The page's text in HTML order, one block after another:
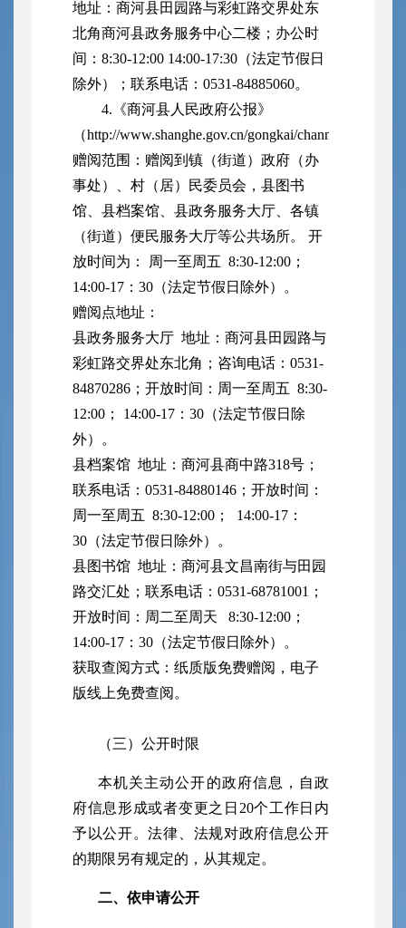
地址： 商河县田园路与彩虹路交界处东
北角商河县政务服务中心二楼 ；办公时
间： 8:30-12:00 14:00-17:30（法定节假日
除外）；联系电话：0531-84885060。
4. 《商河县人民政府公报》
（http://www.shanghe.gov.cn/gongkai/
赠阅范围：赠阅到镇（街道）政府（办
事处）、村（居）民委员会，县图书
馆、县档案馆、县政务服务大厅、各镇
（街道）便民服务大厅等公共场所。 开
放时间为： 周一至周五 8:30-12:00；
14:00-17：30（法定节假日除外）。
赠阅点地址：
县政务服务大厅 地址：商河县田园路与
彩虹路交界处东北角；咨询电话：0531-
84870286；开放时间：周一至周五 8:30-
12:00； 14:00-17：30（法定节假日除
外）。
县档案馆 地址：商河县商中路318号；
联系电话：0531-84880146；开放时间：
周一至周五 8:30-12:00； 14:00-17：
30（法定节假日除外）。
县图书馆 地址：商河县文昌南街与田园
路交汇处；联系电话：0531-68781001；
开放时间：周二至周天 8:30-12:00；
14:00-17：30（法定节假日除外）。
获取查阅方式：纸质版免费赠阅，电子
版线上免费查阅。
（三）公开时限
本机关主动公开的政府信息，自政
府信息形成或者变更之日 20个工作日内
予以公开。法律、法规对政府信息公开
的期限另有规定的，从其规定。
二、依申请公开